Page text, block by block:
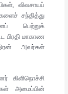
விவசாயப்
சந்தித்து
பெற்றுக்
பிரதி மாகாண
அவர்கள்
கிளிநொச்சி
அமைப்பின்